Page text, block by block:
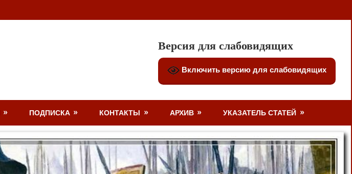
Версия для слабовидящих
Включить версию для слабовидящих
ПОДПИСКА КОНТАКТЫ АРХИВ УКАЗАТЕЛЬ СТАТЕЙ